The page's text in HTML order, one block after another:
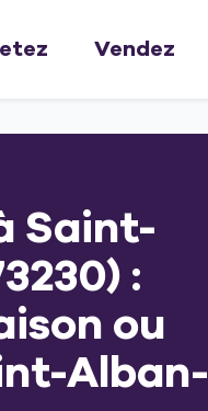
Vendez
Saint-
:
ou
Alban-